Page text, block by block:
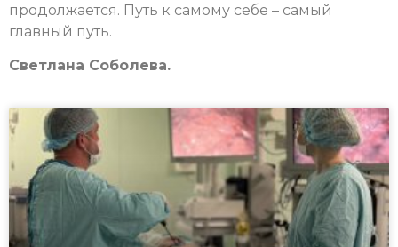
продолжается. Путь к самому себе – самый
главный путь.
Светлана Соболева.